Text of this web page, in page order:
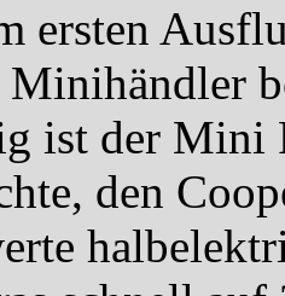
ersten
ist der Mini
den